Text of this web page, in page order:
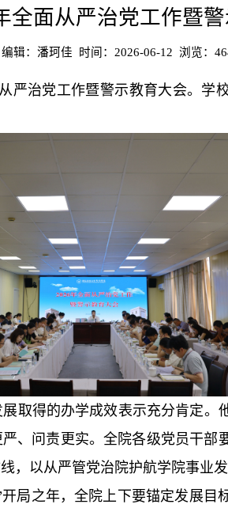
全面从严治党工作暨
编辑：潘珂佳 时间：2026-06-12 浏览：
严治党工作暨警示教育大会。学
取得的办学成效表示充分肯定。
、问责更实。全院各级党员干部
，以从严管党治院护航学院事业发
局之年，全院上下要锚定发展目